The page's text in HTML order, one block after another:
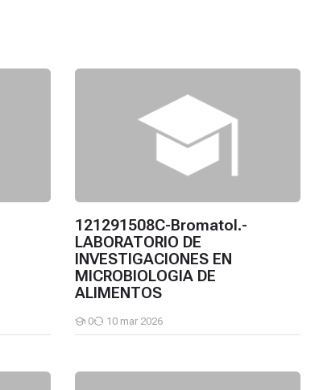
DE LOS ALIMENTOS
DE INVESTIGACIONES EN TECNOLOGIA DE LOS
121291508C-Bromatol.-
LABORATORIO DE
INVESTIGACIONES EN
MICROBIOLOGIA DE
ALIMENTOS
0
Estudiantes
10 mar 2026
121291508C-Bromatol.-LABORATORIO DE
DE ALIMENTOS
DE INVESTIGACIONES BROMATOLOGICAS Y
121291507B-Bromatol.-LABORATORIO DE